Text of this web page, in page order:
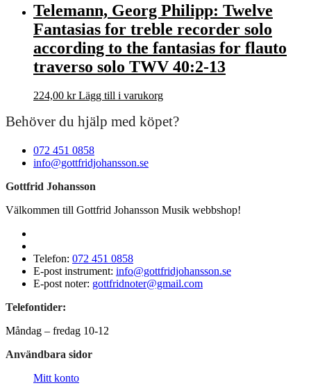
Telemann, Georg Philipp: Twelve
Fantasias for treble recorder solo
according to the fantasias for flauto
traverso solo TWV 40:2-13
224,00 kr Lägg till i varukorg
Behöver du hjälp med köpet?
072 451 0858
info@gottfridjohansson.se
Gottfrid Johansson
Välkommen till Gottfrid Johansson Musik webbshop!
Telefon: 072 451 0858
E-post instrument: info@gottfridjohansson.se
E-post noter: gottfridnoter@gmail.com
Telefontider:
Måndag – fredag 10-12
Användbara sidor
Mitt konto